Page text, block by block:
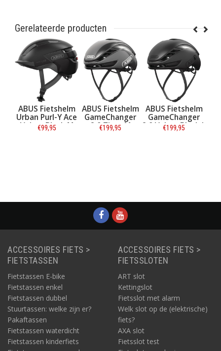
Gerelateerde producten
Y Ace
M
ABUS Fietshelm
GameChanger
2.0 Titan M
€199,95
ABUS Fietshelm
GameChanger
2.0 Velvet Black L
€199,95
ABUS Fietshelm
GameChanger
2.0 Velvet Black
€199,95
ACCESSOIRES FIETS >
FIETSTASSEN
Fietstassen E-bike
Fietstassen enkel
Fietstassen dubbel
Stuurtassen: welke zijn er?
Pakaftassen
Fietstassen waterdicht
Fietstassen kinderfiets
ACCESSOIRES FIETS >
FIETSSLOTEN
ART slot
Kettingslot
Fietsslot met alarm
Welk slot op de (elektrische)
fiets?
AXA slot
Fietsslot test